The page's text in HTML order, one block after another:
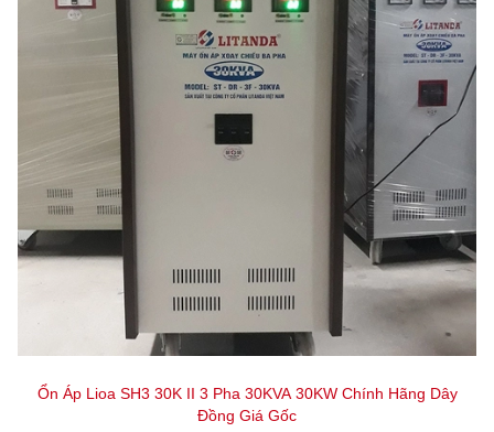
Ổn Áp Lioa SH3 30K II 3 Pha 30KVA 30KW Chính Hãng Dây
Đồng Giá Gốc